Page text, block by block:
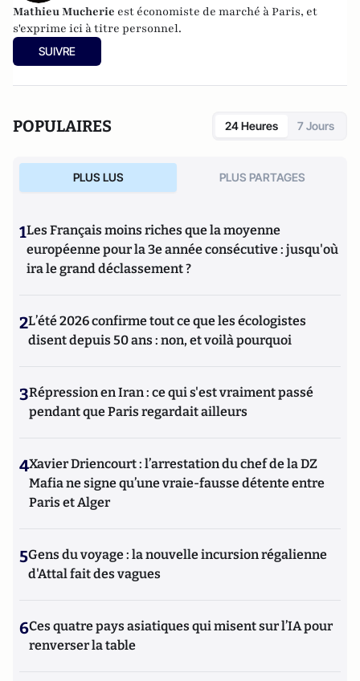
Mathieu Mucherie est économiste de marché à Paris, et
s'exprime ici à titre personnel.
SUIVRE
POPULAIRES 24 Heures 7 Jours
PLUS LUS PLUS PARTAGES
1Les Français moins riches que la moyenne
européenne pour la 3e année consécutive : jusqu'où
ira le grand déclassement ?
2L’été 2026 confirme tout ce que les écologistes
disent depuis 50 ans : non, et voilà pourquoi
3Répression en Iran : ce qui s'est vraiment passé
pendant que Paris regardait ailleurs
4Xavier Driencourt : l’arrestation du chef de la DZ
Mafia ne signe qu’une vraie-fausse détente entre
Paris et Alger
5Gens du voyage : la nouvelle incursion régalienne
d'Attal fait des vagues
6Ces quatre pays asiatiques qui misent sur l’IA pour
renverser la table